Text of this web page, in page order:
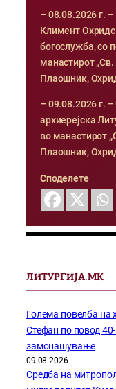
– 08.08.2026 г.
Климент
богослужба, со
манастирот
Плаошник,
– 09.08.2026 г.
архиерејска
во манастирот
Плаошник,
Споделете
ЛИТУРГИЈА.МК
Голема повелба на
Стефан по повод
замонашување
09.08.2026
Средба на